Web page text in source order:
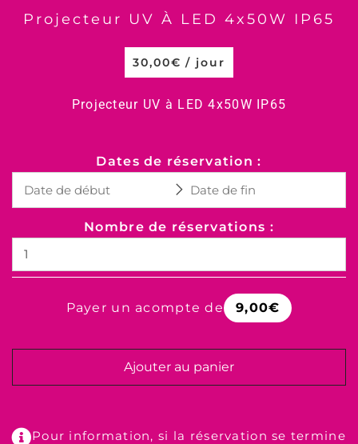
Projecteur UV À LED 4x50W IP65
30,00€ / jour
Projecteur UV à LED 4x50W IP65
Dates de réservation :
Nombre de réservations :
Payer un acompte de 9,00€
Ajouter au panier
Pour information, si la réservation se termine